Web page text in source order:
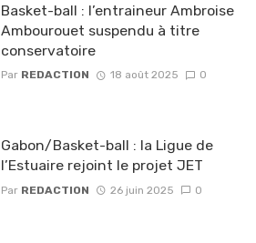
Basket-ball : l’entraineur Ambroise
Ambourouet suspendu à titre
conservatoire
Par REDACTION 18 août 2025 0
Gabon/Basket-ball : la Ligue de
l’Estuaire rejoint le projet JET
Par REDACTION 26 juin 2025 0